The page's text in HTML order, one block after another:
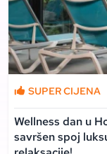
SUPER CIJENA
Wellness dan u
savršen spoj